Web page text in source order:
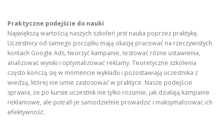
Praktyczne podejście do nauki
Największą wartością naszych szkoleń jest nauka poprzez praktykę.
Uczestnicy od samego początku mają okazję pracować na rzeczywistych
kontach Google Ads, tworzyć kampanie, testować różne ustawienia,
analizować wyniki i optymalizować reklamy. Teoretyczne szkolenia
często kończą się w momencie wykładu i pozostawiają uczestnika z
wiedzą, której nie umie zastosować w praktyce. Nasze podejście
sprawia, że po kursie uczestnik nie tylko rozumie, jak działają kampanie
reklamowe, ale potrafi je samodzielnie prowadzić i maksymalizować ich
efektywność.